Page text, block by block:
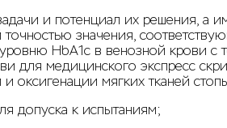
и потенциал их решения, а
значения,
HbA1c в венозной крови
для медицинского экспресс
оксигенации мягких тканей
допуска к испытаниям;